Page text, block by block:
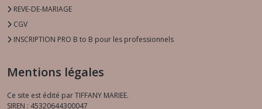
REVE-DE-MARIAGE
CGV
INSCRIPTION PRO B to B pour les professionnels
Mentions légales
Ce site est édité par TIFFANY MARIEE.
SIREN : 45320644300047